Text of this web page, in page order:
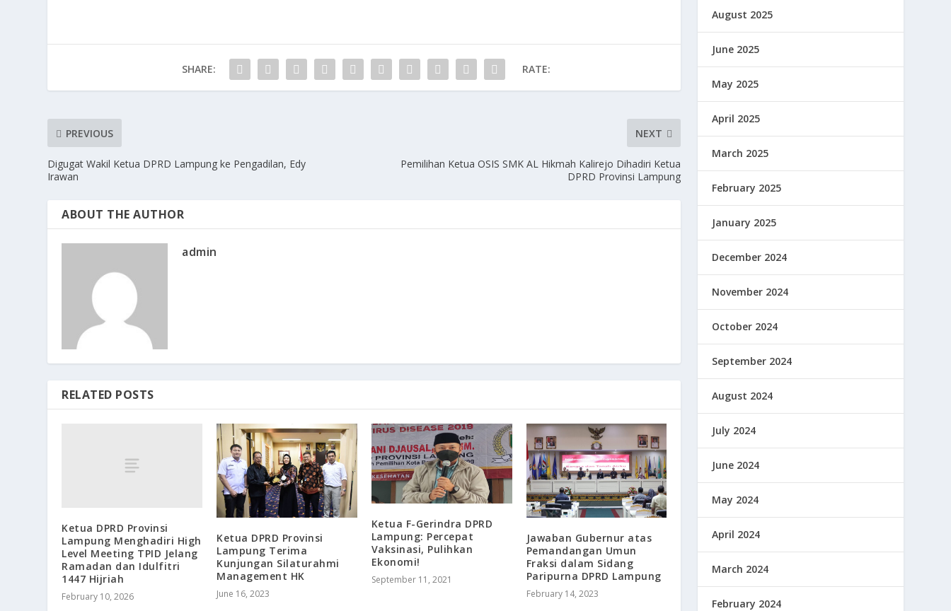
SHARE: RATE:
PREVIOUS
Digugat Wakil Ketua DPRD Lampung ke Pengadilan, Edy
Irawan
NEXT
Pemilihan Ketua OSIS SMK AL Hikmah Kalirejo Dihadiri Ketua
DPRD Provinsi Lampung
ABOUT THE AUTHOR
admin
RELATED POSTS
Ketua DPRD Provinsi
Lampung Menghadiri High
Level Meeting TPID Jelang
Ramadan dan Idulfitri
1447 Hijriah
February 10, 2026
Ketua DPRD Provinsi
Lampung Terima
Kunjungan Silaturahmi
Management HK
June 16, 2023
Ketua F-Gerindra DPRD
Lampung: Percepat
Vaksinasi, Pulihkan
Ekonomi!
September 11, 2021
Jawaban Gubernur atas
Pemandangan Umun
Fraksi dalam Sidang
Paripurna DPRD Lampung
February 14, 2023
August 2025
June 2025
May 2025
April 2025
March 2025
February 2025
January 2025
December 2024
November 2024
October 2024
September 2024
August 2024
July 2024
June 2024
May 2024
April 2024
March 2024
February 2024